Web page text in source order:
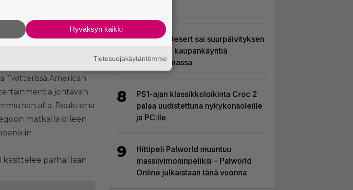
Exilesta
joutuivat nekin
kohteeksi.
vastuun
American
johtavan
alla. Reaktiona
matkalla olleen
parhaillaan
7
Crimson Desert sai suurpäivityksen
– uudistaa kaupankäyntiä
pelimaailmassa
8
PS1-ajan klassikkoloikinta Croc 2
palaa uudistettuna nykykonsoleille
ja PC:lle
9
Hittipeli Palworld muuntuu
massiivimoninpeliksi – Palworld
Online julkaistaan tänä vuonna
Hyväksyn kaikki
Tietosuojakäytäntömme